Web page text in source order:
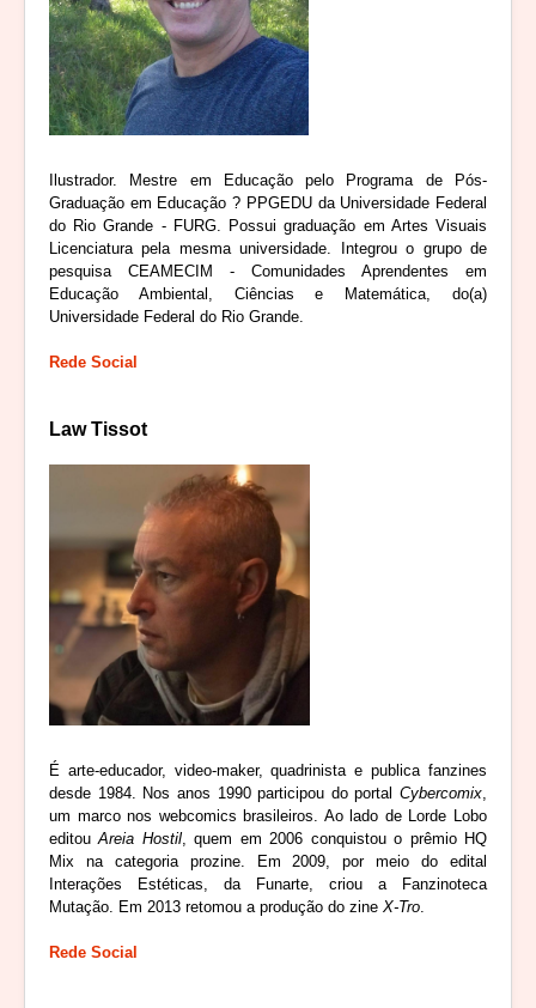
Ilustrador. Mestre em Educação pelo Programa de Pós-
Graduação em Educação ? PPGEDU da Universidade Federal
do Rio Grande - FURG. Possui graduação em Artes Visuais
Licenciatura pela mesma universidade. Integrou o grupo de
pesquisa CEAMECIM - Comunidades Aprendentes em
Educação Ambiental, Ciências e Matemática, do(a)
Universidade Federal do Rio Grande.
Rede Social
Law Tissot
É arte-educador, video-maker, quadrinista e publica fanzines
desde 1984. Nos anos 1990 participou do portal Cybercomix,
um marco nos webcomics brasileiros. Ao lado de Lorde Lobo
editouAreia Hostil, quem em 2006 conquistou o prêmio HQ
Mix na categoria prozine. Em 2009, por meio do edital
Interações Estéticas, da Funarte, criou a Fanzinoteca
Mutação. Em 2013 retomou a produção do zine X-Tro.
Rede Social